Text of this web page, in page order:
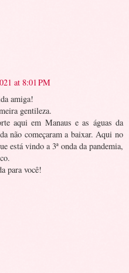
at 8:01 PM
amiga!
gentileza.
aqui em Manaus e as águas da
não começaram a baixar. Aqui no
está vindo a 3ª onda da pandemia,
para você!